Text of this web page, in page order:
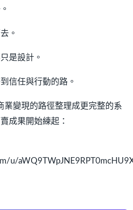
。
是設計。
信任與行動的路。
業變現的路徑整理成更完整的系
成果開始練起：
u/